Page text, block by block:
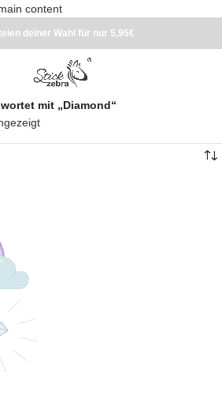
content
deiner Wahl für nur 5,95€
mit „Diamond“